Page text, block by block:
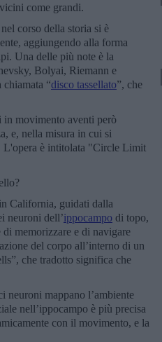
come grandi.
corso della storia si è
aggiungendo alla forma
Una delle più note è la
Bolyai, Riemann e
“disco tassellato”, che
in movimento aventi però
e, nella misura in cui si
L'opera è intitolata "Circle Limit
California, guidati dalla
neuroni dell’ippocampo di topo,
memorizzare e di navigare
del corpo all’interno di un
che tradotto significa che
neuroni mappano l’ambiente
nell’ippocampo è più precisa
con il movimento, e la